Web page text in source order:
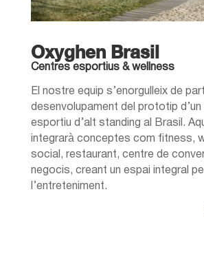
Oxyghen Brasil
Centres esportius & wellness
El nostre equip s’enorgulleix de
desenvolupament del prototip
esportiu d’alt standing al Brasil.
integrarà conceptes com fitness,
social, restaurant, centre de
negocis, creant un espai integral
l’entreteniment.